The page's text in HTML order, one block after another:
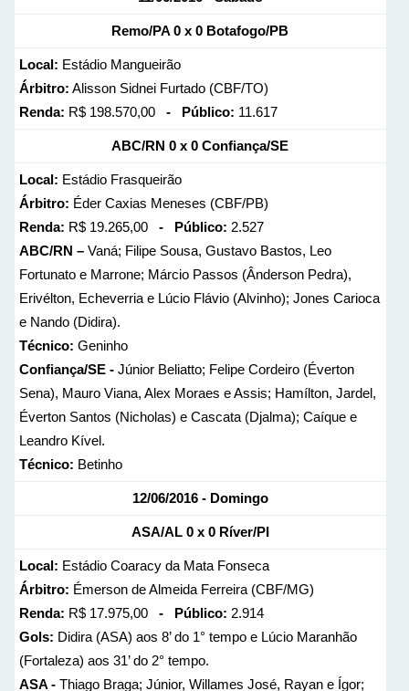
Remo/PA 0 x 0 Botafogo/PB
Local: Estádio Mangueirão
Árbitro: Alisson Sidnei Furtado (CBF/TO)
Renda: R$ 198.570,00 - Público: 11.617
ABC/RN 0 x 0 Confiança/SE
Local: Estádio Frasqueirão
Árbitro: Éder Caxias Meneses (CBF/PB)
Renda: R$ 19.265,00 - Público: 2.527
ABC/RN –Vaná; Filipe Sousa, Gustavo Bastos, Leo
Fortunato e Marrone; Márcio Passos (Ânderson Pedra),
Erivélton, Echeverria e Lúcio Flávio (Alvinho); Jones Carioca
e Nando (Didira).
Técnico: Geninho
Confiança/SE -Júnior Beliatto; Felipe Cordeiro (Éverton
Sena), Mauro Viana, Alex Moraes e Assis; Hamílton, Jardel,
Éverton Santos (Nicholas) e Cascata (Djalma); Caíque e
Leandro Kível.
Técnico: Betinho
12/06/2016 - Domingo
ASA/AL 0 x 0 Ríver/PI
Local: Estádio Coaracy da Mata Fonseca
Árbitro: Émerson de Almeida Ferreira (CBF/MG)
Renda: R$ 17.975,00 - Público: 2.914
Gols: Didira (ASA) aos 8’ do 1° tempo e Lúcio Maranhão
(Fortaleza) aos 31’ do 2° tempo.
ASA - Thiago Braga; Júnior, Willames José, Rayan e Ígor;